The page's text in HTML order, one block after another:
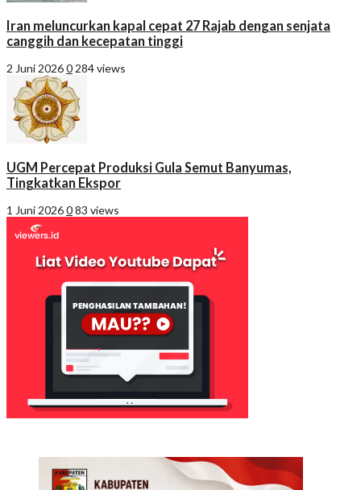
Iran meluncurkan kapal cepat 27 Rajab dengan senjata
canggih dan kecepatan tinggi
2 Juni 20260 284 views
UGM Percepat Produksi Gula Semut Banyumas,
Tingkatkan Ekspor
1 Juni 2026083 views